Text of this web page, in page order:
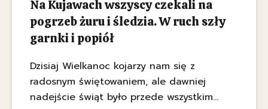
Na Kujawach wszyscy czekali na
pogrzeb żuru i śledzia. W ruch szły
garnki i popiół
Dzisiaj Wielkanoc kojarzy nam się z
radosnym świętowaniem, ale dawniej
nadejście świąt było przede wszystkim